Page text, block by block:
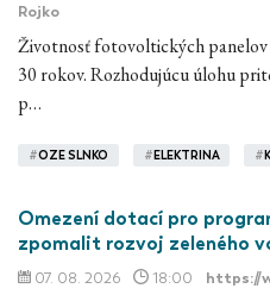
Rojko
Životnosť fotovoltických panelov
30 rokov. Rozhodujúcu úlohu
p…
#OZE SLNKO # ELEKTRINA #
Omezení dotací pro
zpomalit rozvoj zeleného
07. 08. 2026 18:00 https://